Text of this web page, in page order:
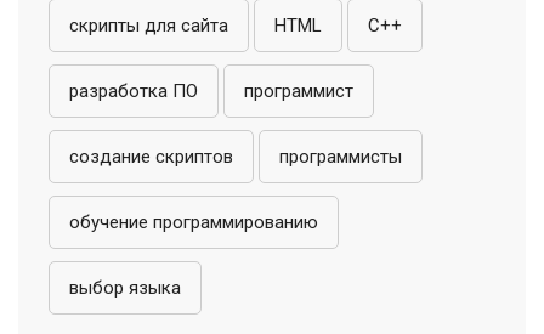
скрипты для сайта HTML C++
разработка ПО программист
создание скриптов программисты
обучение программированию
выбор языка